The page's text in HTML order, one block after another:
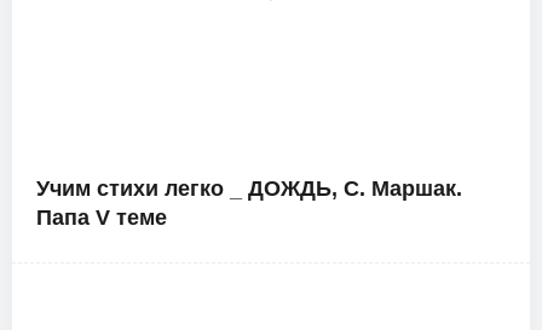
Учим стихи легко _ ДОЖДЬ, С. Маршак.
Папа V теме